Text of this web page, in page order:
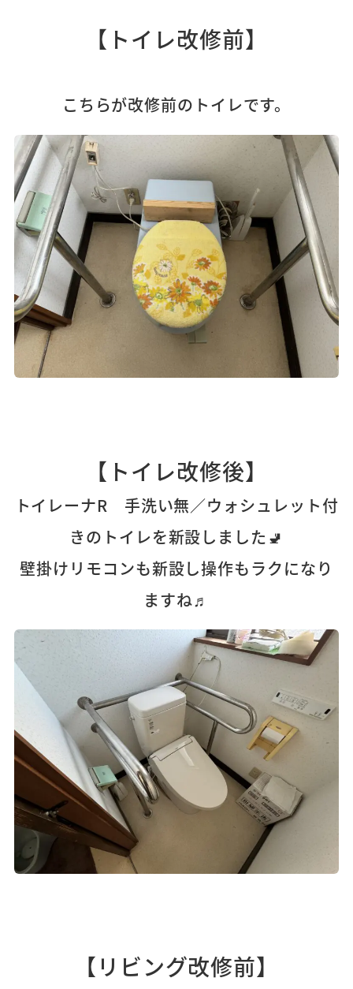
【トイレ改修前】
こちらが改修前のトイレです。
【トイレ改修後】
トイレーナR 手洗い無／ウォシュレット付
きのトイレを新設しました🚽
壁掛けリモコンも新設し操作もラクになり
ますね♬
【リビング改修前】